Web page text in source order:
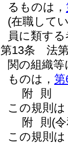
るものは，
(在職して
員に類する
第13条
法
関の組織
ものは， 第
附 則
この規則
附 則 (
この規則